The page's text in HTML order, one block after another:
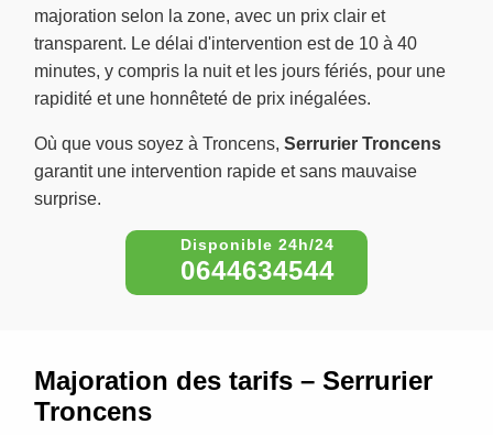
majoration selon la zone, avec un prix clair et
transparent. Le délai d'intervention est de 10 à 40
minutes, y compris la nuit et les jours fériés, pour une
rapidité et une honnêteté de prix inégalées.
Où que vous soyez à Troncens, Serrurier Troncens
garantit une intervention rapide et sans mauvaise
surprise.
0644634544
Majoration des tarifs – Serrurier
Troncens